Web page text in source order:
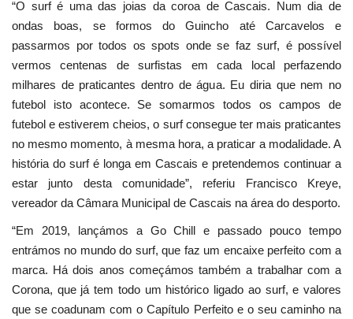
“O surf é uma das joias da coroa de Cascais. Num dia de
ondas boas, se formos do Guincho até Carcavelos e
passarmos por todos os spots onde se faz surf, é possível
vermos centenas de surfistas em cada local perfazendo
milhares de praticantes dentro de água. Eu diria que nem no
futebol isto acontece. Se somarmos todos os campos de
futebol e estiverem cheios, o surf consegue ter mais praticantes
no mesmo momento, à mesma hora, a praticar a modalidade. A
história do surf é longa em Cascais e pretendemos continuar a
estar junto desta comunidade”, referiu Francisco Kreye,
vereador da Câmara Municipal de Cascais na área do desporto.
“Em 2019, lançámos a Go Chill e passado pouco tempo
entrámos no mundo do surf, que faz um encaixe perfeito com a
marca. Há dois anos começámos também a trabalhar com a
Corona, que já tem todo um histórico ligado ao surf, e valores
que se coadunam com o Capítulo Perfeito e o seu caminho na